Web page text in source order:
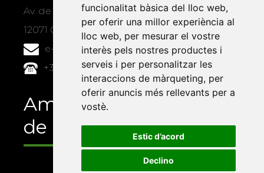
funcionalitat bàsica del lloc web,
per oferir una millor experiència al
lloc web, per mesurar el vostre
interès pels nostres productes i
serveis i per personalitzar les
interaccions de màrqueting, per
oferir anuncis més rellevants per a
vostè.
Estic d’acord
Declino
Av. de Vicent Sos Baynat, s/n
12071 Castelló de la Plana
e-buc@vives.org
+34 964 72 89 93
Amb el suport
de